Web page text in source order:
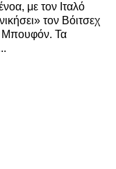
με τον Ιταλό
τον Βόιτσεχ
Μπουφόν. Τα